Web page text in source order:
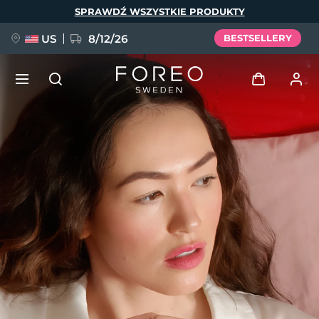
SPRAWDŹ WSZYSTKIE PRODUKTY
US 8/12/26 BESTSELLERY
Zaloguj
Profil użytkownika
Moje urządzenia
Moje zamówienia
Moje adresy
Moje subskrypcje
FAQ™ Pure Beauty-Tech Elixir
BREAKING NEWS
issa™ Teeth Whitening Set
Język
English Deutsch
Español
Français
Português
Polski
Svenska
Русский
Türkçe
简体中文 繁體中文